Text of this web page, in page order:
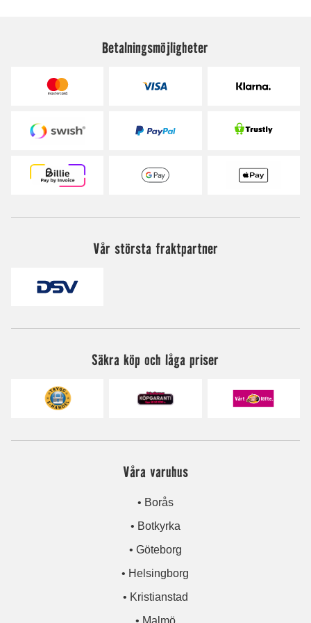
Betalningsmöjligheter
Vår största fraktpartner
Säkra köp och låga priser
Våra varuhus
• Borås
• Botkyrka
• Göteborg
• Helsingborg
• Kristianstad
• Malmö